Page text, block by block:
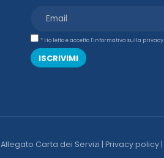
* Ho letto e accetto l'informativa sulla privacy
ISCRIVIMI
Allegato Carta dei Servizi | Privacy policy |